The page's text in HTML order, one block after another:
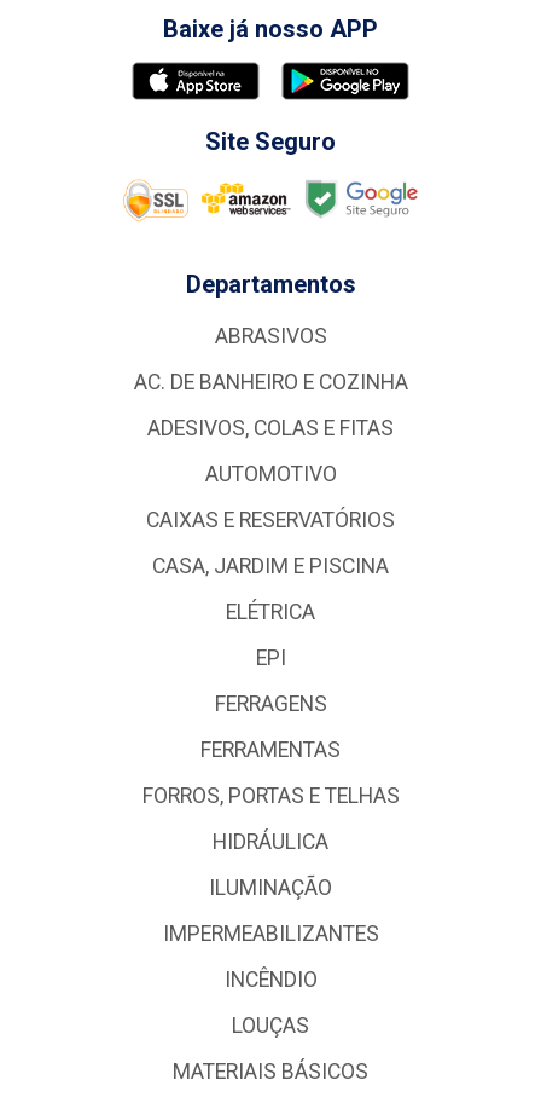
Baixe já nosso APP
Site Seguro
Departamentos
ABRASIVOS
AC. DE BANHEIRO E COZINHA
ADESIVOS, COLAS E FITAS
AUTOMOTIVO
CAIXAS E RESERVATÓRIOS
CASA, JARDIM E PISCINA
ELÉTRICA
EPI
FERRAGENS
FERRAMENTAS
FORROS, PORTAS E TELHAS
HIDRÁULICA
ILUMINAÇÃO
IMPERMEABILIZANTES
INCÊNDIO
LOUÇAS
MATERIAIS BÁSICOS